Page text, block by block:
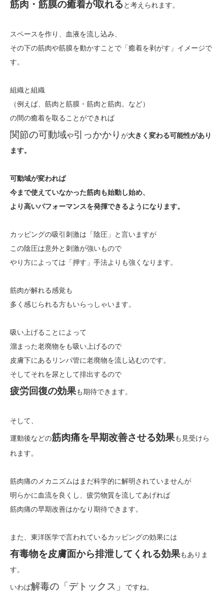
筋肉・筋膜の癒着が取れると考えられます。
スペースを作り、血液を流し込み、
その下の筋肉や筋膜を動かすことで「癒着を剥がす」イメージで
す。
組織と組織
（例えば、筋肉と筋膜・筋肉と筋肉。など）
の間の癒着を取ることができれば
関節の可動域や引っかかり が大きく変わる可能性があり
ます。
可動域が変われば
今まで使えていなかった筋肉も始動し始め、
より高いパフォーマンスを発揮できるようになります。
カッピングの吸引刺激は「陰圧」と言いますが
この陰圧は意外と刺激が強いもので
やり方によっては「押す」手法よりも強くなります。
筋肉が解れる感覚も
多く感じられる方もいらっしゃいます。
吸い上げることによって
溜まった老廃物をも吸い上げるので
皮膚下にあるリンパ管に老廃物を流し込むのです。
そしてそれを尿として排出するので
疲労回復の効果も期待できます。
そして、
運動後などの筋肉痛を早期改善させる効果も見受けら
れます。
筋肉痛のメカニズムはまだ科学的に解明されていませんが
明らかに血流を良くし、疲労物質を流してあげれば
筋肉痛の早期改善はかなり期待できます。
また、東洋医学で言われているカッピングの効果には
有毒物を皮膚面から排泄してくれる効果もありま
す。
いわば解毒の「デトックス」 ですね。